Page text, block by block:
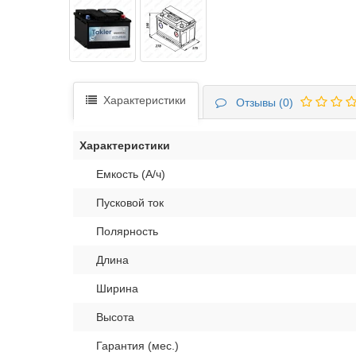
Характеристики Отзывы (0)
Характеристики
Емкость (А/ч)
Пусковой ток
Полярность
Длина
Ширина
Высота
Гарантия (мес.)